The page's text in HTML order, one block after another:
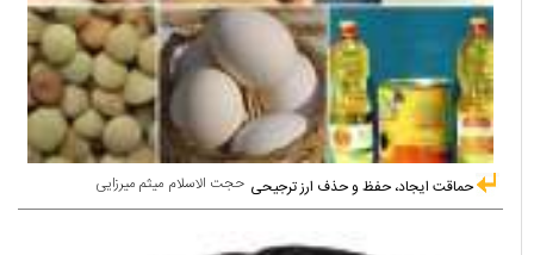
حجت الاسلام میثم میرزایی حماقت ایجاد، حفظ و حذف ارز ترجیحی